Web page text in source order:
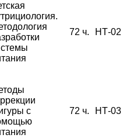
72 ч. НТ-02
с
72 ч. НТ-03